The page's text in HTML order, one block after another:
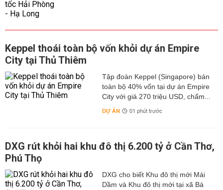
Keppel thoái toàn bộ vốn khỏi dự án Empire
City tại Thủ Thiêm
Tập đoàn Keppel (Singapore) bán
toàn bộ 40% vốn tại dự án Empire
City với giá 270 triệu USD, chấm...
DỰ ÁN 01 phút trước
DXG rút khỏi hai khu đô thị 6.200 tỷ ở Cần Thơ,
Phú Thọ
DXG cho biết Khu đô thị mới Mái
Dầm và Khu đô thị mới tại xã Bá